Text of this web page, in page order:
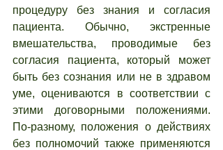
процедуру без знания и согласия
пациента. Обычно, экстренные
вмешательства, проводимые без
согласия пациента, который может
быть без сознания или не в здравом
уме, оцениваются в соответствии с
этими договорными положениями.
По-разному, положения о действиях
без полномочий также применяются